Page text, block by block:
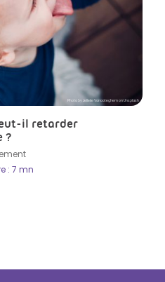
Photo by Jelleke Vanooteghem on Unsplash
il retarder
?
: 7 mn